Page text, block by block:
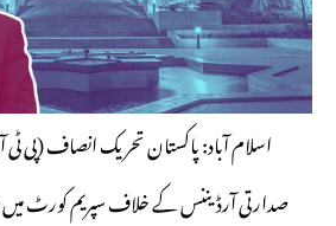
اسلام آباد: پاکستان تحریک انصاف (پی ٹی
صدارتی آرڈیننس کے خلاف سپریم کورٹ